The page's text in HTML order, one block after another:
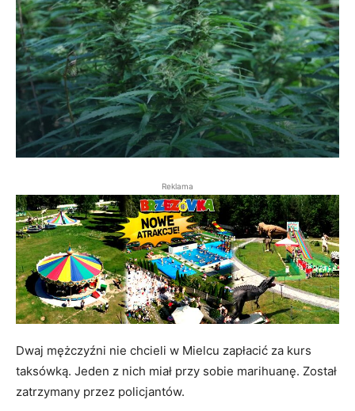
Reklama
Dwaj mężczyźni nie chcieli w Mielcu zapłacić za kurs
taksówką. Jeden z nich miał przy sobie marihuanę. Został
zatrzymany przez policjantów.